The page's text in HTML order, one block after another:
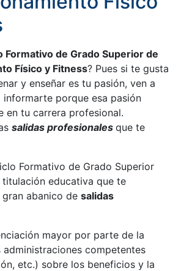
Formativo de Grado Superior de
Físico y Fitness? Pues si te gusta
y enseñar es tu pasión, ven a
informarte porque esa pasión
en tu carrera profesional.
salidas profesionales que te
Formativo de Grado Superior
educativa que te
abanico de salidas
mayor por parte de la
competentes
etc.) sobre los beneficios y la